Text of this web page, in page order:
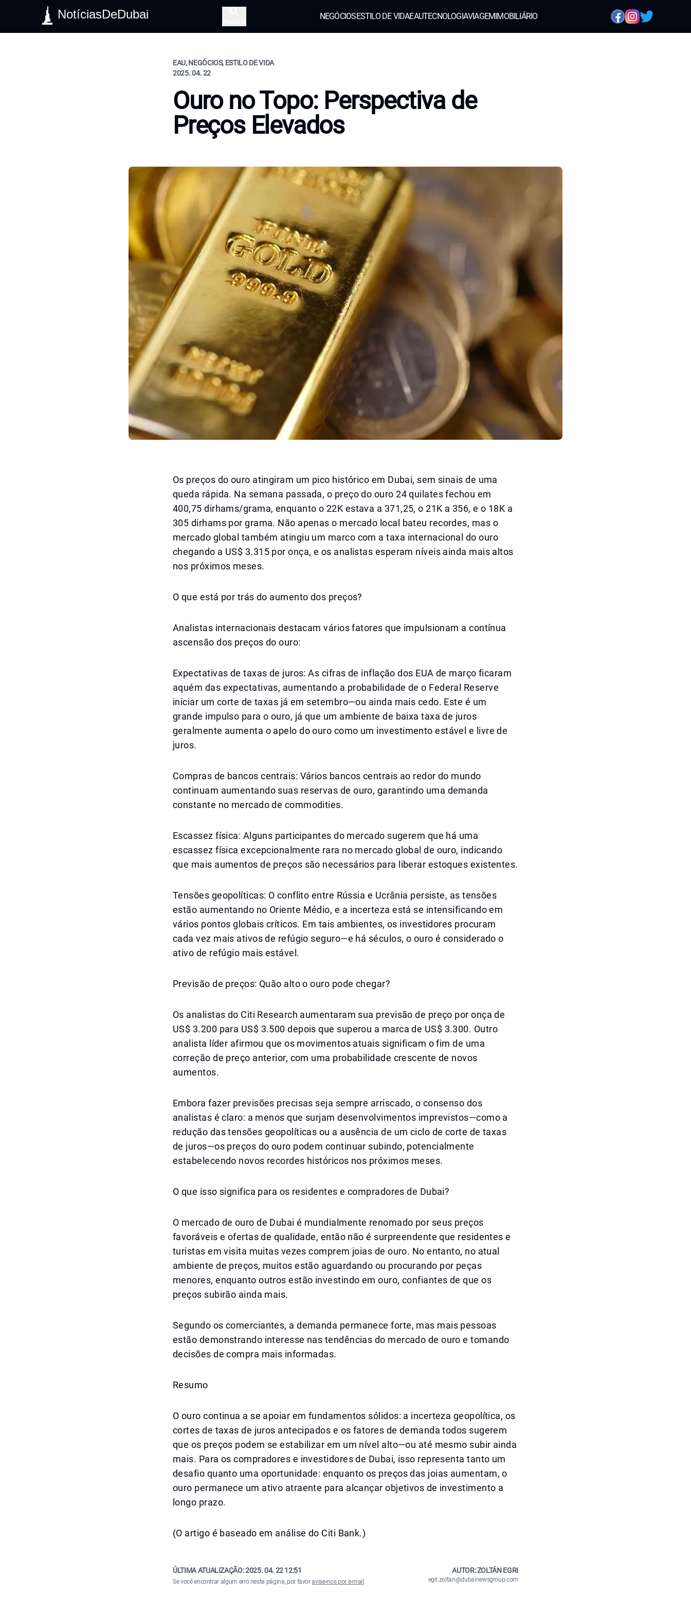
NotíciasDeDubai NEGÓCIOSESTILO DE VIDAEAUTECNOLOGIAVIAGEMIMOBILIÁRIO
EAU, NEGÓCIOS, ESTILO DE VIDA
2025. 04. 22
Ouro no Topo: Perspectiva de
Preços Elevados
Os preços do ouro atingiram um pico histórico em Dubai, sem sinais de uma
queda rápida. Na semana passada, o preço do ouro 24 quilates fechou em
400,75 dirhams/grama, enquanto o 22K estava a 371,25, o 21K a 356, e o 18K a
305 dirhams por grama. Não apenas o mercado local bateu recordes, mas o
mercado global também atingiu um marco com a taxa internacional do ouro
chegando a US$ 3.315 por onça, e os analistas esperam níveis ainda mais altos
nos próximos meses.
O que está por trás do aumento dos preços?
Analistas internacionais destacam vários fatores que impulsionam a contínua
ascensão dos preços do ouro:
Expectativas de taxas de juros: As cifras de inflação dos EUA de março ficaram
aquém das expectativas, aumentando a probabilidade de o Federal Reserve
iniciar um corte de taxas já em setembro—ou ainda mais cedo. Este é um
grande impulso para o ouro, já que um ambiente de baixa taxa de juros
geralmente aumenta o apelo do ouro como um investimento estável e livre de
juros.
Compras de bancos centrais: Vários bancos centrais ao redor do mundo
continuam aumentando suas reservas de ouro, garantindo uma demanda
constante no mercado de commodities.
Escassez física: Alguns participantes do mercado sugerem que há uma
escassez física excepcionalmente rara no mercado global de ouro, indicando
que mais aumentos de preços são necessários para liberar estoques existentes.
Tensões geopolíticas: O conflito entre Rússia e Ucrânia persiste, as tensões
estão aumentando no Oriente Médio, e a incerteza está se intensificando em
vários pontos globais críticos. Em tais ambientes, os investidores procuram
cada vez mais ativos de refúgio seguro—e há séculos, o ouro é considerado o
ativo de refúgio mais estável.
Previsão de preços: Quão alto o ouro pode chegar?
Os analistas do Citi Research aumentaram sua previsão de preço por onça de
US$ 3.200 para US$ 3.500 depois que superou a marca de US$ 3.300. Outro
analista líder afirmou que os movimentos atuais significam o fim de uma
correção de preço anterior, com uma probabilidade crescente de novos
aumentos.
Embora fazer previsões precisas seja sempre arriscado, o consenso dos
analistas é claro: a menos que surjam desenvolvimentos imprevistos—como a
redução das tensões geopolíticas ou a ausência de um ciclo de corte de taxas
de juros—os preços do ouro podem continuar subindo, potencialmente
estabelecendo novos recordes históricos nos próximos meses.
O que isso significa para os residentes e compradores de Dubai?
O mercado de ouro de Dubai é mundialmente renomado por seus preços
favoráveis e ofertas de qualidade, então não é surpreendente que residentes e
turistas em visita muitas vezes comprem joias de ouro. No entanto, no atual
ambiente de preços, muitos estão aguardando ou procurando por peças
menores, enquanto outros estão investindo em ouro, confiantes de que os
preços subirão ainda mais.
Segundo os comerciantes, a demanda permanece forte, mas mais pessoas
estão demonstrando interesse nas tendências do mercado de ouro e tomando
decisões de compra mais informadas.
Resumo
O ouro continua a se apoiar em fundamentos sólidos: a incerteza geopolítica, os
cortes de taxas de juros antecipados e os fatores de demanda todos sugerem
que os preços podem se estabilizar em um nível alto—ou até mesmo subir ainda
mais. Para os compradores e investidores de Dubai, isso representa tanto um
desafio quanto uma oportunidade: enquanto os preços das joias aumentam, o
ouro permanece um ativo atraente para alcançar objetivos de investimento a
longo prazo.
(O artigo é baseado em análise do Citi Bank.)
ÚLTIMA ATUALIZAÇÃO:2025. 04. 22 12:51
Se você encontrar algum erro nesta página, por favoravise-nos por e-mail .
AUTOR: ZOLTÁN EGRI
egri.zoltan@dubainewsgroup.com